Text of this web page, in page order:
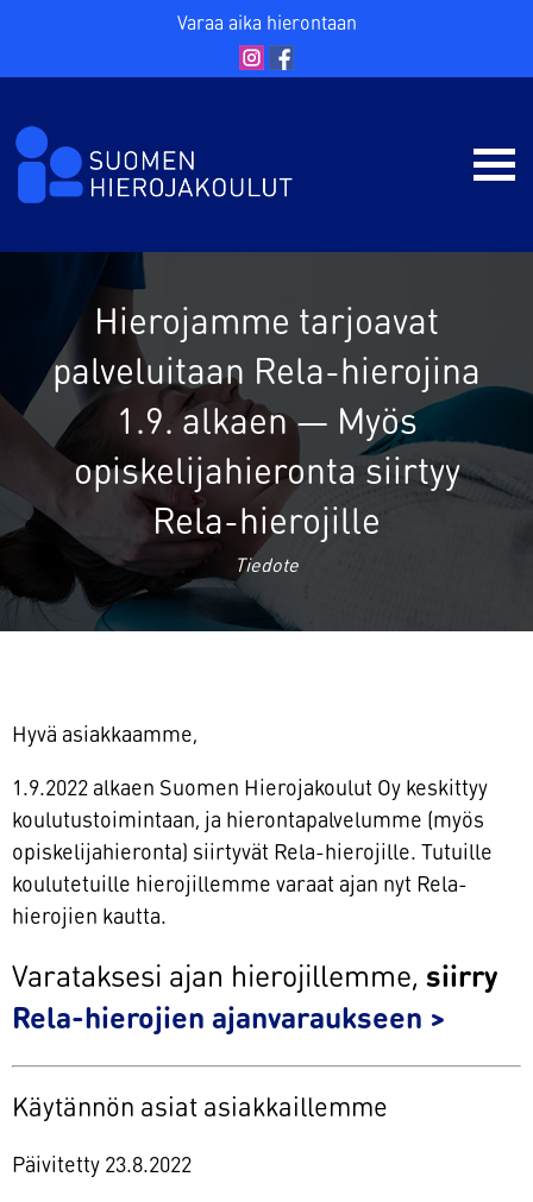
Varaa aika hierontaan
Hierojamme tarjoavat
palveluitaan Rela-hierojina
1.9. alkaen — Myös
opiskelijahieronta siirtyy
Rela-hierojille
Tiedote
Hyvä asiakkaamme,
1.9.2022 alkaen Suomen Hierojakoulut Oy keskittyy
koulutustoimintaan, ja hierontapalvelumme (myös
opiskelijahieronta) siirtyvät Rela-hierojille. Tutuille
koulutetuille hierojillemme varaat ajan nyt Rela-
hierojien kautta.
Varataksesi ajan hierojillemme, siirry
Rela-hierojien ajanvaraukseen >
Käytännön asiat asiakkaillemme
Päivitetty 23.8.2022